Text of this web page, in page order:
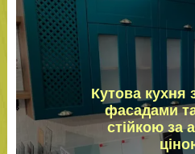
Кутова кухня
фасадами
стійкою за